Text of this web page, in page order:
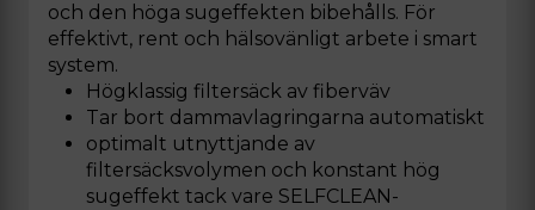
och den höga sugeffekten bibehålls. För
effektivt, rent och hälsovänligt arbete i smart
system.
Högklassig filtersäck av fiberväv
Tar bort dammavlagringarna automatiskt
optimalt utnyttjande av
filtersäcksvolymen och konstant hög
sugeffekt tack vare SELFCLEAN-